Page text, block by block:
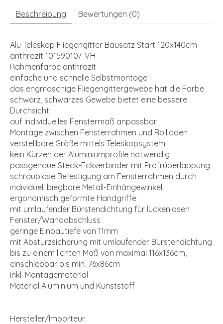
Beschreibung Bewertungen (0)
Alu Teleskop Fliegengitter Bausatz Start 120x140cm
anthrazit 101590107-VH
Rahmenfarbe anthrazit
einfache und schnelle Selbstmontage
das engmaschige Fliegengittergewebe hat die Farbe
schwarz, schwarzes Gewebe bietet eine bessere
Durchsicht
auf individuelles Fenstermaß anpassbar
Montage zwischen Fensterrahmen und Rollladen
verstellbare Größe mittels Teleskopsystem
kein Kürzen der Aluminiumprofile notwendig
passgenaue Steck-Eckverbinder mit Profilüberlappung
schraublose Befestigung am Fensterrahmen durch
individuell biegbare Metall-Einhängewinkel
ergonomisch geformte Handgriffe
mit umlaufender Bürstendichtung für lückenlosen
Fenster/Wandabschluss
geringe Einbautiefe von 11mm
mit Absturzsicherung mit umlaufender Bürstendichtung
bis zu einem lichten Maß von maximal 116x136cm,
einschiebbar bis min. 76x86cm
inkl. Montagematerial
Material Aluminium und Kunststoff
Hersteller/Importeur: